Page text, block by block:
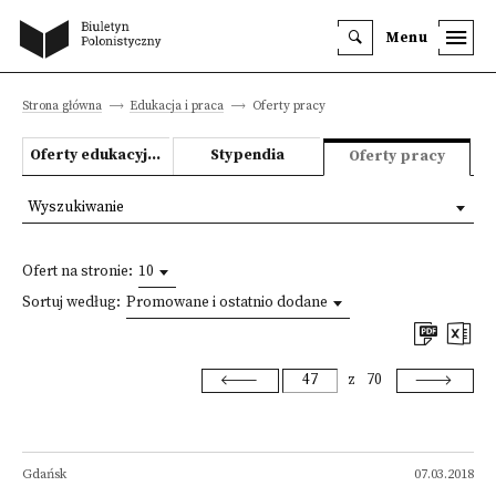
Menu
Strona główna Edukacja i praca Oferty pracy
Oferty edukacyjne Stypendia Oferty pracy
Ofert na stronie: 10
Sortuj według: Promowane i ostatnio dodane
z 70
07.03.2018
Gdańsk
Wyszukiwanie